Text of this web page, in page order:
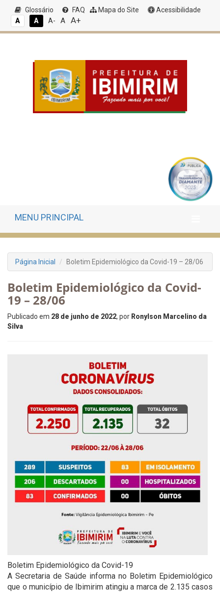
Glossário FAQ Mapa do Site
Acessibilidade
A
A A- A A+
MENU PRINCIPAL
Página Inicial Boletim Epidemiológico da Covid-19 – 28/06
Boletim Epidemiológico da Covid-
19 – 28/06
Publicado em 28 de junho de 2022, por Ronylson Marcelino da
Silva
Boletim Epidemiológico da Covid-19
A Secretaria de Saúde informa no Boletim Epidemiológico
que o município de Ibimirim atingiu a marca de 2.135 casos